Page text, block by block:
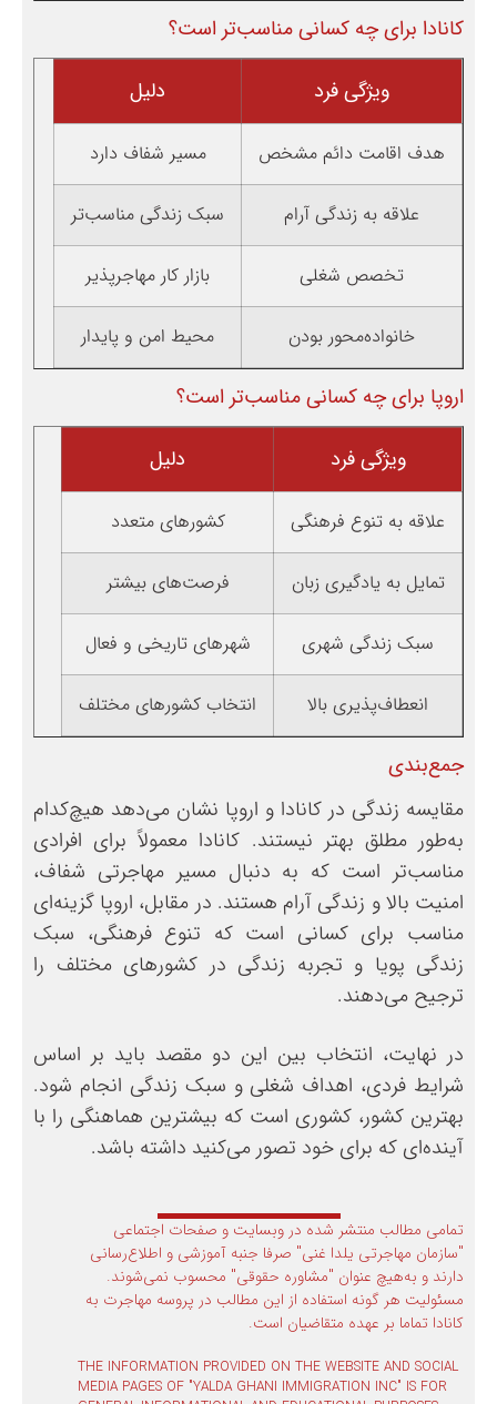
کانادا برای چه کسانی مناسب‌تر است؟
ویژگی فرد
دلیل
هدف اقامت دائم مشخص مسیر شفاف دارد
علاقه به زندگی آرام سبک زندگی مناسب‌تر
تخصص شغلی بازار کار مهاجرپذیر
خانواده‌محور بودن محیط امن و پایدار
اروپا برای چه کسانی مناسب‌تر است؟
ویژگی فرد
دلیل
علاقه به تنوع فرهنگی کشورهای متعدد
تمایل به یادگیری زبان فرصت‌های بیشتر
سبک زندگی شهری شهرهای تاریخی و فعال
انعطاف‌پذیری بالا انتخاب کشورهای مختلف
جمع‌بندی
مقایسه زندگی در کانادا و اروپا نشان می‌دهد هیچ‌کدام
به‌طور مطلق بهتر نیستند. کانادا معمولاً برای افرادی
مناسب‌تر است که به دنبال مسیر مهاجرتی شفاف،
امنیت بالا و زندگی آرام هستند. در مقابل، اروپا گزینه‌ای
مناسب برای کسانی است که تنوع فرهنگی، سبک
زندگی پویا و تجربه زندگی در کشورهای مختلف را
ترجیح می‌دهند.
در نهایت، انتخاب بین این دو مقصد باید بر اساس
شرایط فردی، اهداف شغلی و سبک زندگی انجام شود.
بهترین کشور، کشوری است که بیشترین هماهنگی را با
آینده‌ای که برای خود تصور می‌کنید داشته باشد.
تمامی مطالب منتشر شده در وبسایت و صفحات اجتماعی
"سازمان مهاجرتی یلدا غنی" صرفا جنبه آموزشی و اطلاع‌رسانی
دارند و به‌هیچ عنوان "مشاوره حقوقی" محسوب نمی‌شوند.
مسئولیت هر گونه استفاده از این مطالب در پروسه مهاجرت به
کانادا تماما بر عهده متقاضیان است.
THE INFORMATION PROVIDED ON THE WEBSITE AND SOCIAL
MEDIA PAGES OF "YALDA GHANI IMMIGRATION INC" IS FOR